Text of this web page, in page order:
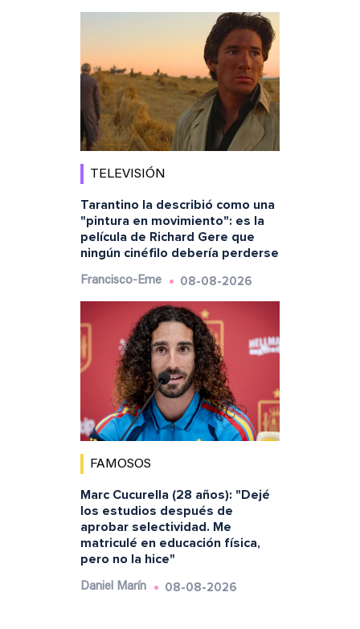
TELEVISIÓN
Tarantino la describió como una
"pintura en movimiento": es la
película de Richard Gere que
ningún cinéfilo debería perderse
Francisco-Eme 08-08-2026
FAMOSOS
Marc Cucurella (28 años): "Dejé
los estudios después de
aprobar selectividad. Me
matriculé en educación física,
pero no la hice"
Daniel Marín 08-08-2026